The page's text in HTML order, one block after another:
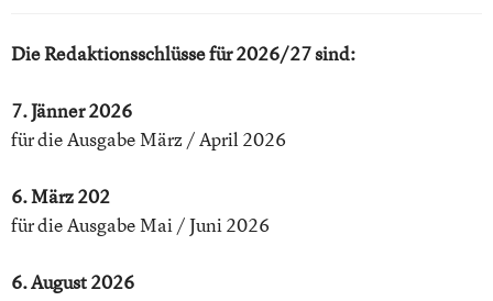
Die Redaktionsschlüsse für 2026/27 sind:
7. Jänner 2026
für die Ausgabe März / April 2026
6. März 202
für die Ausgabe Mai / Juni 2026
6. August 2026